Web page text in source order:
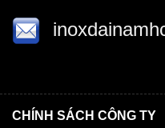
CHÍNH SÁCH CÔNG TY